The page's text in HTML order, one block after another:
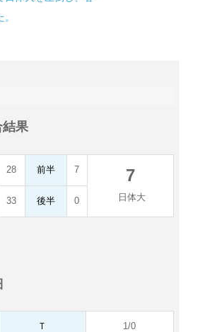
結果
28 前半 7 7
日体大
33 後半 0
Ｔ 1/0